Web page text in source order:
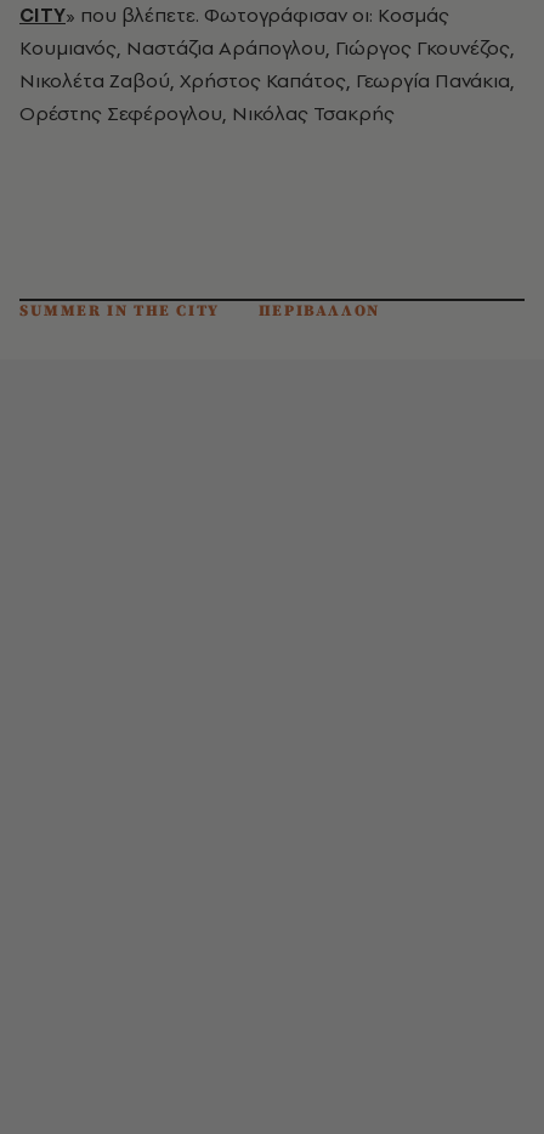
CITY» που βλέπετε. Φωτογράφισαν οι: Κοσμάς
Κουμιανός, Ναστάζια Αράπογλου, Γιώργος Γκουνέζος,
Νικολέτα Ζαβού, Χρήστος Καπάτος, Γεωργία Πανάκια,
Ορέστης Σεφέρογλου, Νικόλας Τσακρής
SUMMER IN THE CITY ΠΕΡΙΒΑΛΛΟΝ